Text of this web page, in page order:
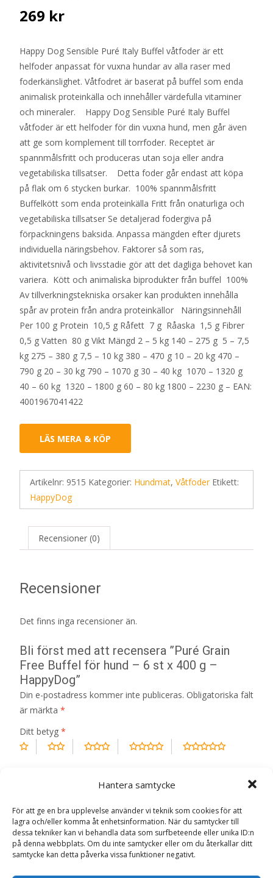
Hantera samtycke
För att ge en bra upplevelse använder vi teknik som cookies för att
lagra och/eller komma åt enhetsinformation. När du samtycker till
dessa tekniker kan vi behandla data som surfbeteende eller unika ID:n
på denna webbplats. Om du inte samtycker eller om du återkallar ditt
samtycke kan detta påverka vissa funktioner negativt.
269 kr
Happy Dog Sensible Puré Italy Buffel våtfoder är ett
helfoder anpassat för vuxna hundar av alla raser med
foderkänslighet. Våtfodret är baserat på buffel som enda
animalisk proteinkälla och innehåller värdefulla vitaminer
och mineraler. Happy Dog Sensible Puré Italy Buffel
våtfoder är ett helfoder för din vuxna hund, men går även
att ge som komplement till torrfoder. Receptet är
spannmålsfritt och produceras utan soja eller andra
vegetabiliska tillsatser. Detta foder går endast att köpa
på flak om 6 stycken burkar. 100% spannmålsfritt
Buffelkött som enda proteinkälla Fritt från onaturliga och
vegetabiliska tillsatser Se detaljerad fodergiva på
förpackningens baksida. Anpassa mängden efter djurets
individuella näringsbehov. Faktorer så som ras,
aktivitetsnivå och livsstadie gör att det dagliga behovet kan
variera. Kött och animaliska biprodukter från buffel 100%
Av tillverkningstekniska orsaker kan produkten innehålla
spår av protein från andra proteinkällor Näringsinnehåll
Per 100 g Protein 10,5 g Råfett 7 g Råaska 1,5 g Fibrer
0,5 g Vatten 80 g Vikt Mängd 2 – 5 kg 140 – 275 g 5 – 7,5
kg 275 – 380 g 7,5 – 10 kg 380 – 470 g 10 – 20 kg 470 –
790 g 20 – 30 kg 790 – 1070 g 30 – 40 kg 1070 – 1320 g
40 – 60 kg 1320 – 1800 g 60 – 80 kg 1800 – 2230 g – EAN:
4001967041422
LÄS MERA & KÖP
Artikelnr: 9515 Kategorier: Hundmat, Våtfoder Etikett:
HappyDog
Recensioner (0)
Recensioner
Det finns inga recensioner än.
Bli först med att recensera ”Puré Grain
Free Buffel för hund – 6 st x 400 g –
HappyDog”
Din e-postadress kommer inte publiceras. Obligatoriska fält
är märkta *
Ditt betyg *
Namn *